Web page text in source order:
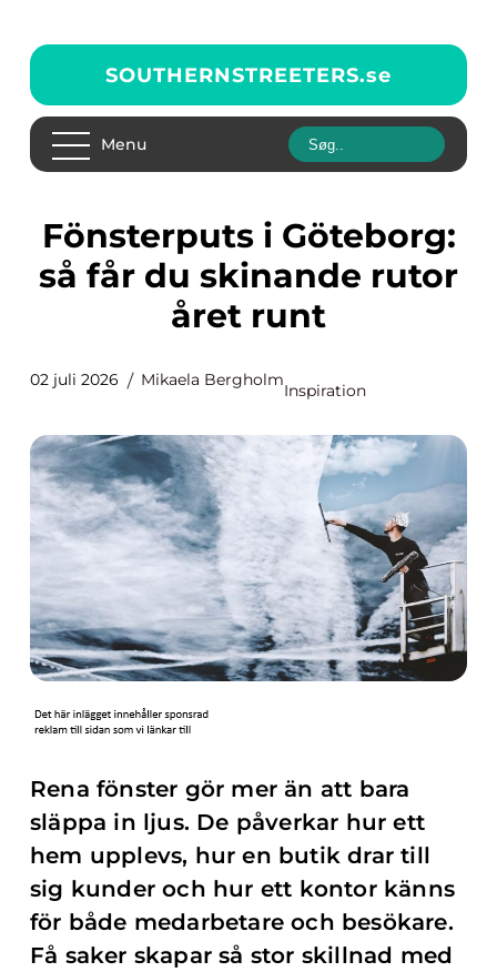
SOUTHERNSTREETERS.se
Menu
Fönsterputs i Göteborg:
så får du skinande rutor
året runt
02 juli 2026 Mikaela Bergholm
Inspiration
Rena fönster gör mer än att bara
släppa in ljus. De påverkar hur ett
hem upplevs, hur en butik drar till
sig kunder och hur ett kontor känns
för både medarbetare och besökare.
Få saker skapar så stor skillnad med